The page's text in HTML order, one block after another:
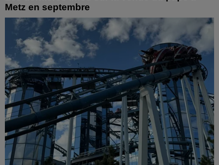
Metz en septembre